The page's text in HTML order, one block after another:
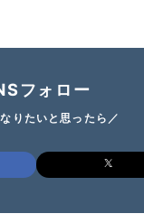
フォロー
りたいと思ったら／